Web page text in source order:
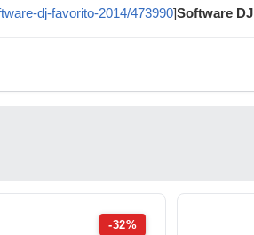
dj-favorito-2014/473990]Software DJ
-32%